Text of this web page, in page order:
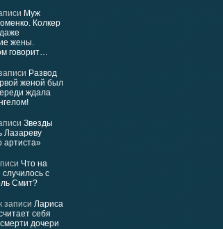
Муж
Колкер
жены.
говорит…
Развод
женой был
ждала
Звезды
Лазареву
артиста»
Что на
с
Смит?
записи Лариса
себя
дочери